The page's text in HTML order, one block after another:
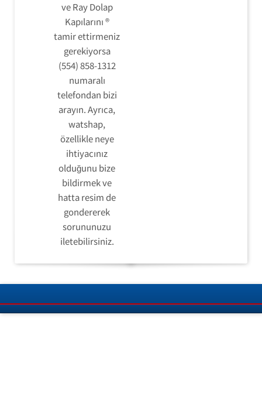
ve Ray Dolap
Kapılarını ®
tamir ettirmeniz
gerekiyorsa
(554) 858-1312
numaralı
telefondan bizi
arayın. Ayrıca,
watshap,
özellikle neye
ihtiyacınız
olduğunu bize
bildirmek ve
hatta resim de
gondererek
sorununuzu
iletebilirsiniz.